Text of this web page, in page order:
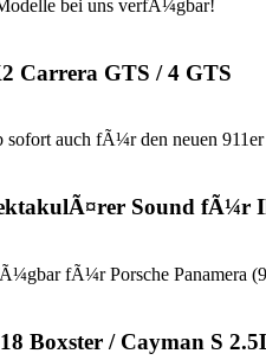
bei uns verfÃ¼gbar!
Carrera GTS / 4 GTS
auch fÃ¼r den neuen
Sound fÃ¼r
fÃ¼r Porsche
Boxster / Cayman S